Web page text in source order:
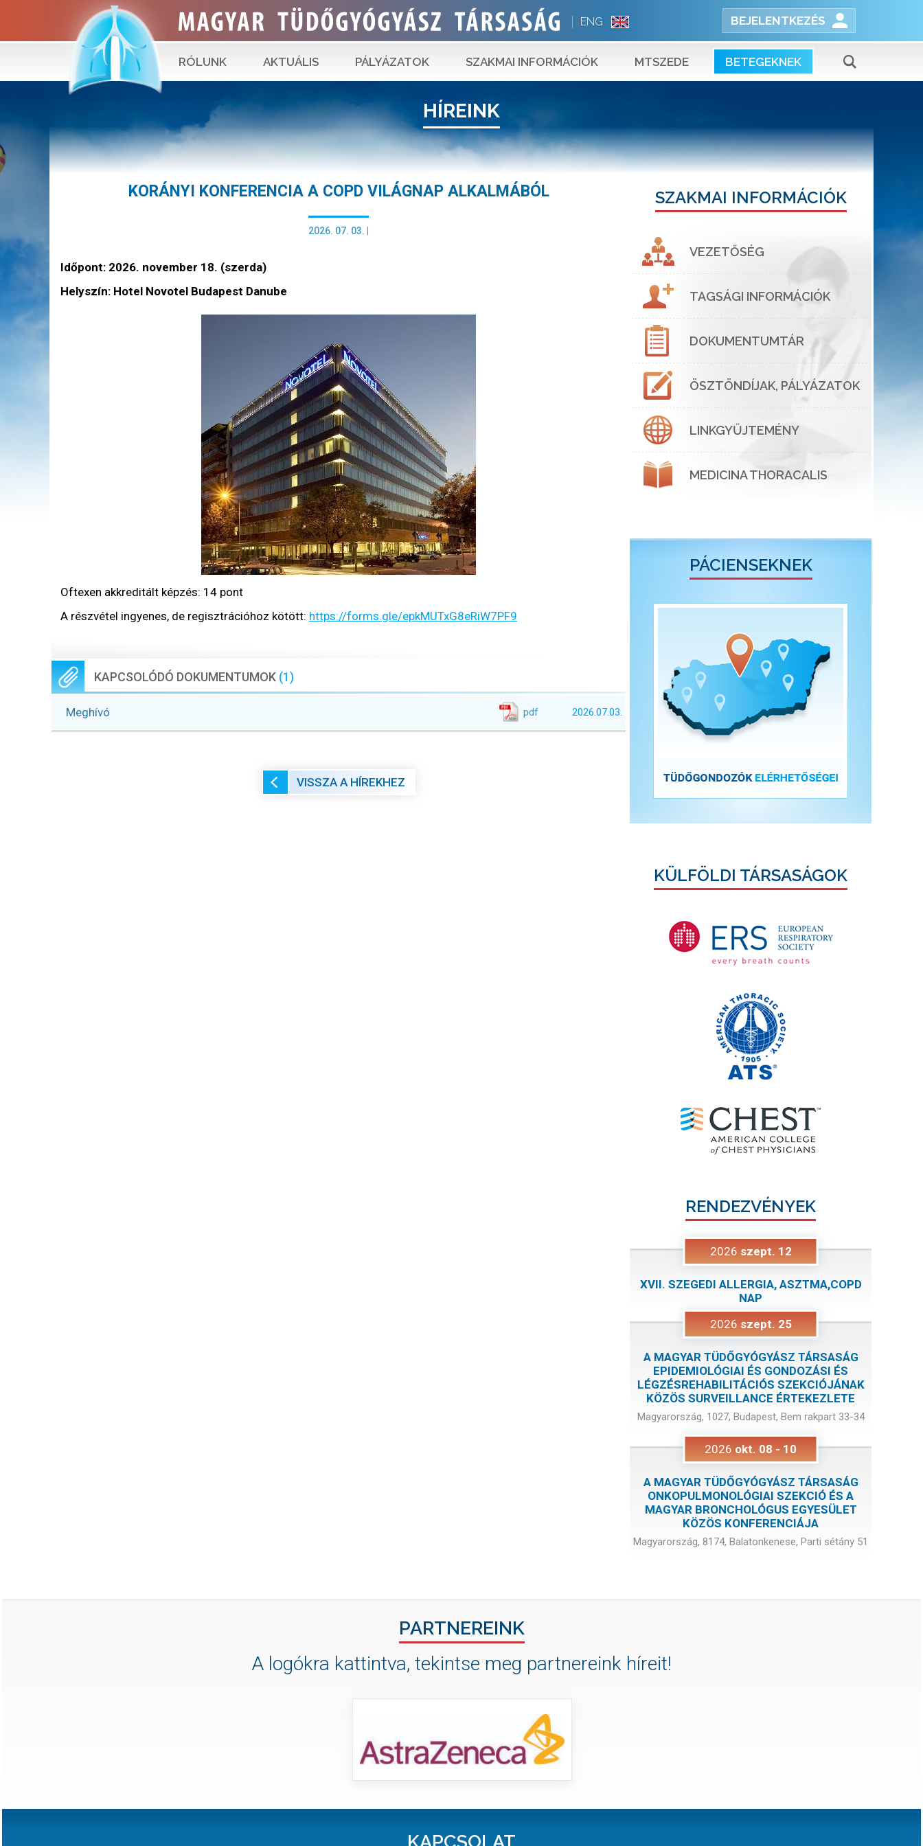
ENG BEJELENTKEZÉS
RÓLUNK AKTUÁLIS PÁLYÁZATOK SZAKMAI INFORMÁCIÓK MTSZEDE BETEGEKNEK
HÍREINK
KORÁNYI KONFERENCIA A COPD VILÁGNAP ALKALMÁBÓL
2026. 07. 03.
Időpont: 2026. november 18. (szerda)
Helyszín: Hotel Novotel Budapest Danube
Oftexen akkreditált képzés: 14 pont
A részvétel ingyenes, de regisztrációhoz kötött: https://forms.gle/epkMUTxG8eRiW7PF9
KAPCSOLÓDÓ DOKUMENTUMOK (1)
Meghívó pdf 2026.07.03.
VISSZA A HÍREKHEZ
SZAKMAI INFORMÁCIÓK
VEZETŐSÉG
TAGSÁGI INFORMÁCIÓK
DOKUMENTUMTÁR
ÖSZTÖNDÍJAK, PÁLYÁZATOK
LINKGYŰJTEMÉNY
MEDICINA THORACALIS
PÁCIENSEKNEK
KÜLFÖLDI TÁRSASÁGOK
RENDEZVÉNYEK
2026 szept. 12
XVII. SZEGEDI ALLERGIA, ASZTMA,COPD
NAP
2026 szept. 25
A MAGYAR TÜDŐGYÓGYÁSZ TÁRSASÁG
EPIDEMIOLÓGIAI ÉS GONDOZÁSI ÉS
LÉGZÉSREHABILITÁCIÓS SZEKCIÓJÁNAK
KÖZÖS SURVEILLANCE ÉRTEKEZLETE
Magyarország, 1027, Budapest, Bem rakpart 33-34
2026 okt. 08 - 10
A MAGYAR TÜDŐGYÓGYÁSZ TÁRSASÁG
ONKOPULMONOLÓGIAI SZEKCIÓ ÉS A
MAGYAR BRONCHOLÓGUS EGYESÜLET
KÖZÖS KONFERENCIÁJA
Magyarország, 8174, Balatonkenese, Parti sétány 51
PARTNEREINK
A logókra kattintva, tekintse meg partnereink híreit!
KAPCSOLAT